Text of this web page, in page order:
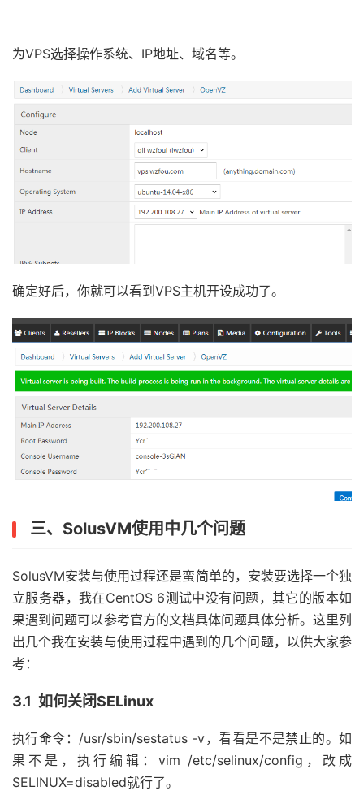
为VPS选择操作系统、IP地址、域名等。
确定好后，你就可以看到VPS主机开设成功了。
三、SolusVM使用中几个问题
SolusVM安装与使用过程还是蛮简单的，安装要选择一个独
立服务器，我在CentOS 6测试中没有问题，其它的版本如
果遇到问题可以参考官方的文档具体问题具体分析。这里列
出几个我在安装与使用过程中遇到的几个问题，以供大家参
考：
3.1 如何关闭SELinux
执行命令：/usr/sbin/sestatus -v，看看是不是禁止的。如
果不是，执行编辑：vim /etc/selinux/config，改成
SELINUX=disabled就行了。